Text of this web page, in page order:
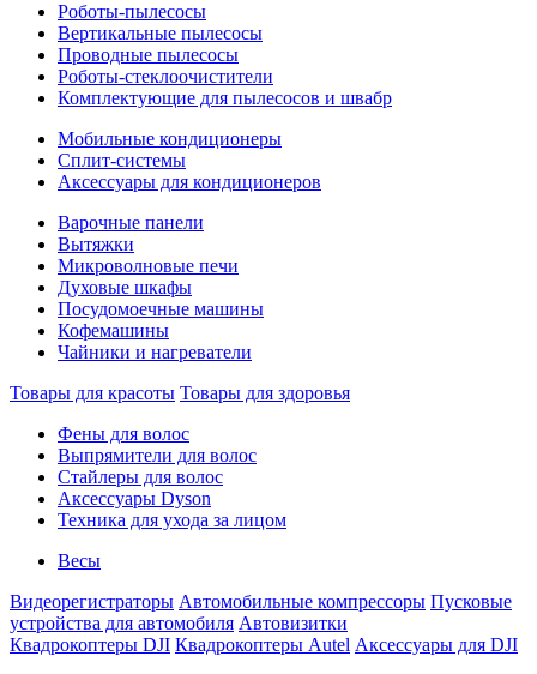
Роботы-пылесосы
Вертикальные пылесосы
Проводные пылесосы
Роботы-стеклоочистители
Комплектующие для пылесосов и швабр
Мобильные кондиционеры
Сплит-системы
Аксессуары для кондиционеров
Варочные панели
Вытяжки
Микроволновые печи
Духовые шкафы
Посудомоечные машины
Кофемашины
Чайники и нагреватели
Товары для красоты Товары для здоровья
Фены для волос
Выпрямители для волос
Стайлеры для волос
Аксессуары Dyson
Техника для ухода за лицом
Весы
Видеорегистраторы Автомобильные компрессоры Пусковые
устройства для автомобиля Автовизитки
Квадрокоптеры DJI Квадрокоптеры Autel Аксессуары для DJI